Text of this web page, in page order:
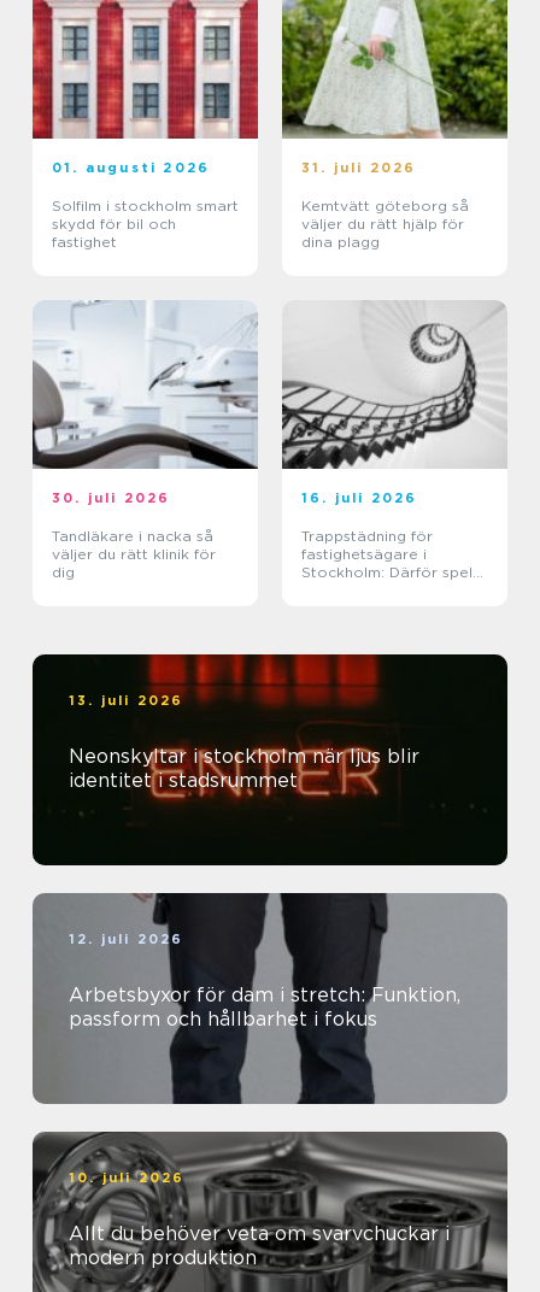
01. augusti 2026
Solfilm i stockholm smart
skydd för bil och
fastighet
31. juli 2026
Kemtvätt göteborg så
väljer du rätt hjälp för
dina plagg
30. juli 2026
Tandläkare i nacka så
väljer du rätt klinik för
dig
16. juli 2026
Trappstädning för
fastighetsägare i
Stockholm: Därför spelar
13. juli 2026
Neonskyltar i stockholm när ljus blir
identitet i stadsrummet
12. juli 2026
Arbetsbyxor för dam i stretch: Funktion,
passform och hållbarhet i fokus
10. juli 2026
Allt du behöver veta om svarvchuckar i
modern produktion